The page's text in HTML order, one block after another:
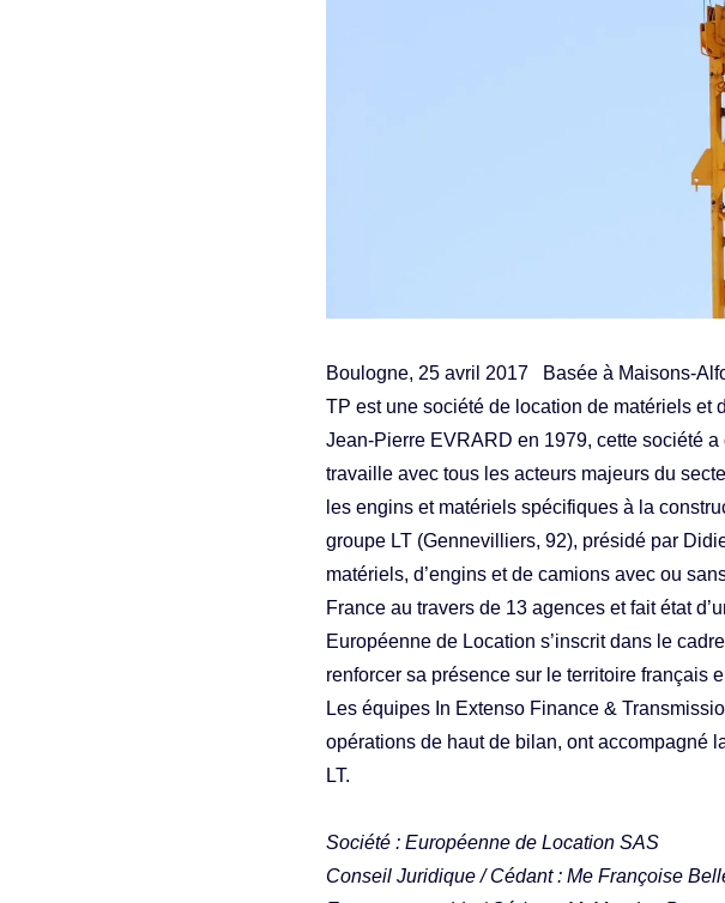
Boulogne, 25 avril 2017 Basée à Maisons-
TP est une société de location de matériels et
Jean-Pierre EVRARD en 1979, cette société
travaille avec tous les acteurs majeurs du
les engins et matériels spécifiques à la
groupe LT (Gennevilliers, 92), présidé par
matériels, d’engins et de camions avec ou
France au travers de 13 agences et fait état
Européenne de Location s’inscrit dans le
renforcer sa présence sur le territoire français
Les équipes In Extenso Finance &
opérations de haut de bilan, ont accompagné
LT.
Société : Européenne de Location SAS
Conseil Juridique / Cédant : Me Françoise